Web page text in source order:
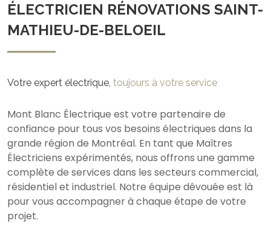
ÉLECTRICIEN RÉNOVATIONS SAINT-
MATHIEU-DE-BELOEIL
Votre expert électrique, toujours à votre service
Mont Blanc Électrique est votre partenaire de
confiance pour tous vos besoins électriques dans la
grande région de Montréal. En tant que Maîtres
Électriciens expérimentés, nous offrons une gamme
complète de services dans les secteurs commercial,
résidentiel et industriel. Notre équipe dévouée est là
pour vous accompagner à chaque étape de votre
projet.